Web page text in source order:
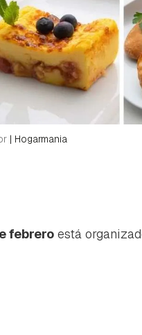
| Hogarmania
febrero está